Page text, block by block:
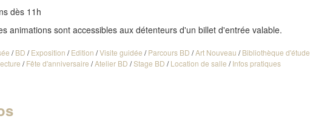
dès 11h
animations sont accessibles aux détenteurs d'un billet d'entrée valable.
/BD /Exposition /Edition /Visite guidée /Parcours BD /Art Nouveau /Bibliothèque d'étude
/Fête d'anniversaire /Atelier BD /Stage BD /Location de salle /Infos pratiques